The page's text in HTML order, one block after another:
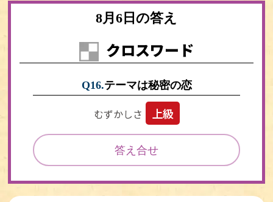
8月6日の答え
クロスワード
Q16.テーマは秘密の恋
むずかしさ 上級
答え合せ